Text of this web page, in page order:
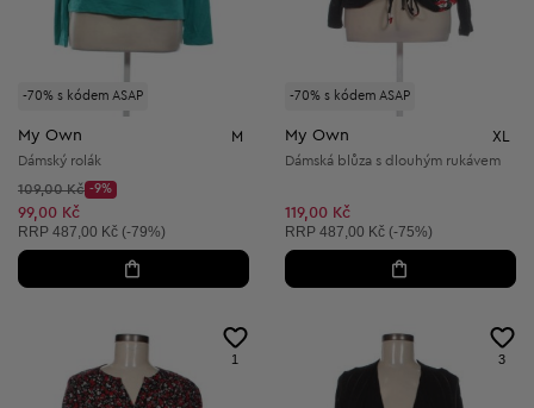
-70% s kódem ASAP
My Own M
Dámský rolák
Původní cena:
109,00 Kč
Discount Price:
-9%
Snížená cena:
99,00 Kč
Doporučená cena:
RRP 487,00 Kč (-79%)
-70% s kódem ASAP
My Own XL
Dámská blůza s dlouhým rukávem
119,00 Kč
Doporučená cena:
RRP 487,00 Kč (-75%)
1 3